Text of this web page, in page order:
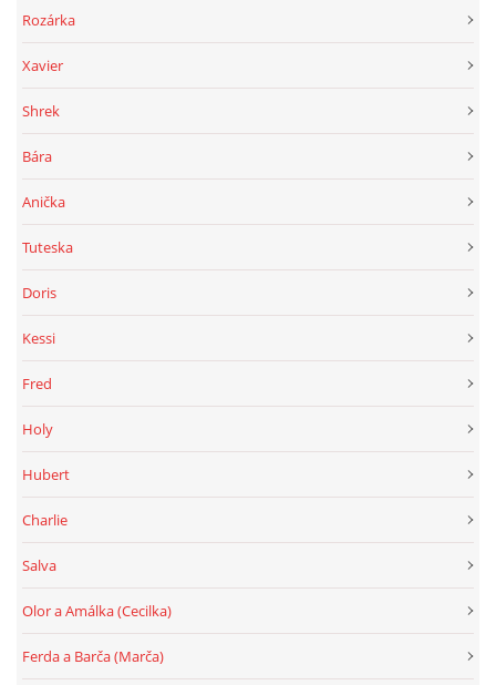
Rozárka
Xavier
Shrek
Bára
Anička
Tuteska
Doris
Kessi
Fred
Holy
Hubert
Charlie
Salva
Olor a Amálka (Cecilka)
Ferda a Barča (Marča)